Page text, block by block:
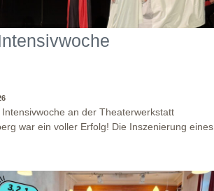
Intensivwoche an der Theaterwerkstatt
war ein voller Erfolg! Die Inszenierung eines
Es fand eine intensive
mit den Inhalten und Themen